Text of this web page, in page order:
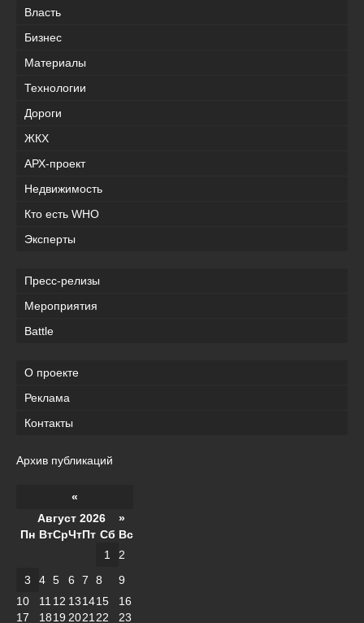
Власть
Бизнес
Материалы
Технологии
Дороги
ЖКХ
АРХ-проект
Недвижимость
Кто есть WHO
Эксперты
Пресс-релизы
Мероприятия
Battle
О проекте
Реклама
Контакты
Архив публикаций
«
Август 2026 »
Пн ВтСрЧтПт Сб Вс
1
2
3
4 5 6 7 8
9
10
11 12 131415
16
17
1819 202122 23